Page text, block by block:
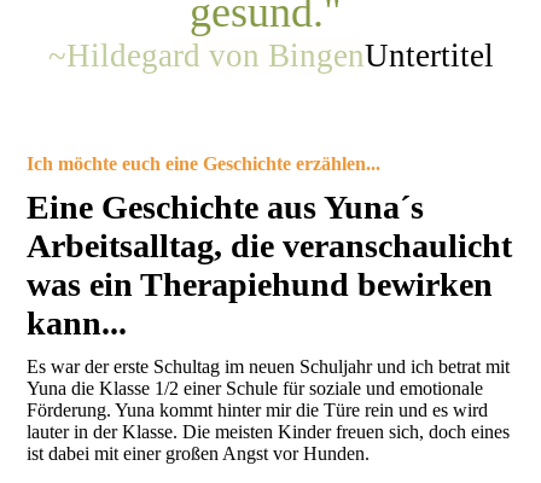
gesund."
~Hildegard von BingenUntertitel
Ich möchte euch eine Geschichte erzählen...
Eine Geschichte aus Yuna´s
Arbeitsalltag, die veranschaulicht
was ein Therapiehund bewirken
kann...
Es war der erste Schultag im neuen Schuljahr und ich betrat mit
Yuna die Klasse 1/2 einer Schule für soziale und emotionale
Förderung. Yuna kommt hinter mir die Türe rein und es wird
lauter in der Klasse. Die meisten Kinder freuen sich, doch eines
ist dabei mit einer großen Angst vor Hunden.